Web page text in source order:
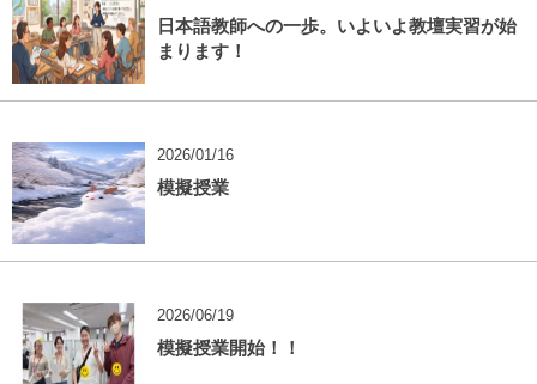
日本語教師への一歩。いよいよ教壇実習が始
まります！
2026/01/16
模擬授業
2026/06/19
模擬授業開始！！